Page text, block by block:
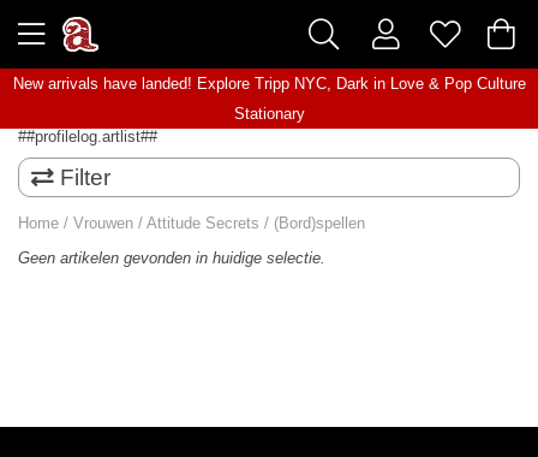
New arrivals have landed! Explore Tripp NYC, Dark in Love& Pop Culture
Stationary
##profilelog.artlist##
Filter
Home / Vrouwen / Attitude Secrets / (Bord)spellen
Geen artikelen gevonden in huidige selectie.